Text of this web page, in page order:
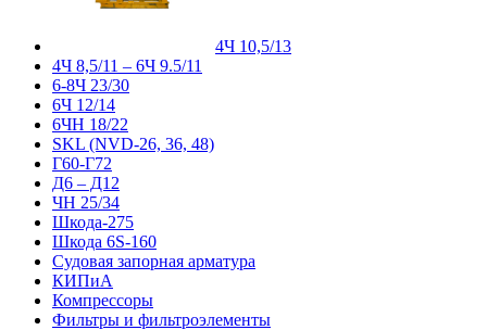
4Ч 10,5/13
4Ч 8,5/11 – 6Ч 9.5/11
6-8Ч 23/30
6Ч 12/14
6ЧН 18/22
SKL (NVD-26, 36, 48)
Г60-Г72
Д6 – Д12
ЧН 25/34
Шкода-275
Шкода 6S-160
Судовая запорная арматура
КИПиА
Компрессоры
Фильтры и фильтроэлементы